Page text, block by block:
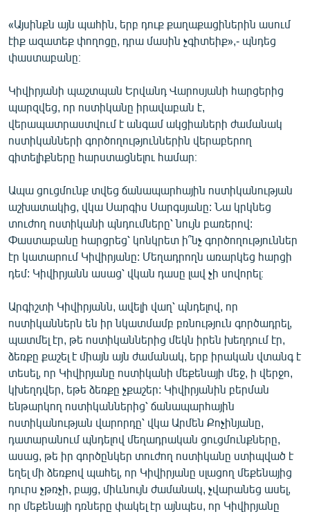
«Այսինքն այն պահին, երբ դուք քաղաքացիներին ասում
էիք ազատեք փողոցը, դրա մասին չգիտեիք»,- պնդեց
փաստաբանը։
Կիվիրյանի պաշտպան Երվանդ Վարոսյանի հարցերից
պարզվեց, որ ոստիկանը իրավաբան է,
վերապատրաստվում է անգամ ակցիաների ժամանակ
ոստիկանների գործողություններին վերաբերող
գիտելիքները հարստացնելու համար։
Ապա ցուցմունք տվեց ճանապարհային ոստիկանության
աշխատակից, վկա Սարգիս Սարգսյանը: Նա կրկնեց
տուժող ոստիկանի պնդումները՝ նույն բառերով:
Փաստաբանը հարցրեց՝ կոնկրետ ի՞նչ գործողություններ
էր կատարում Կիվիրյանը: Մեղադրողն առարկեց հարցի
դեմ: Կիվիրյանն ասաց՝ վկան դասը լավ չի սովորել։
Արգիշտի Կիվիրյանն, ավելի վաղ՝ պնդելով, որ
ոստիկաններն են իր նկատմամբ բռնություն գործադրել,
պատմել էր, թե ոստիկաններից մեկն իրեն խեղդում էր,
ձեռքը քաշել է միայն այն ժամանակ, երբ իրական վտանգ է
տեսել, որ Կիվիրյանը ոստիկանի մեքենայի մեջ, ի վերջո,
կխեղդվեր, եթե ձեռքը չքաշեր: Կիվիրյանին բերման
ենթարկող ոստիկաններից՝ ճանապարհային
ոստիկանության վարորդը՝ վկա Արմեն Քոչինյանը,
դատարանում պնդելով մեղադրական ցուցմունքները,
ասաց, թե իր գործընկեր տուժող ոստիկանը ստիպված է
եղել մի ձեռքով պահել, որ Կիվիրյանը սլացող մեքենայից
դուրս չթռչի, բայց, միևնույն ժամանակ, չվարանեց ասել,
որ մեքենայի դռները փակել էր այնպես, որ Կիվիրյանը